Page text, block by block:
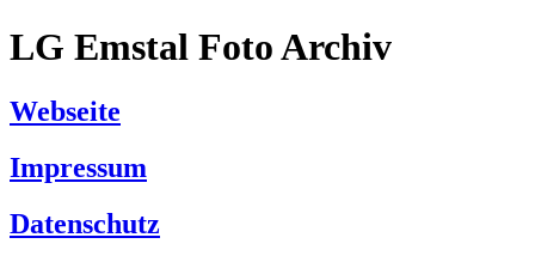
LG Emstal Foto Archiv
Webseite
Impressum
Datenschutz